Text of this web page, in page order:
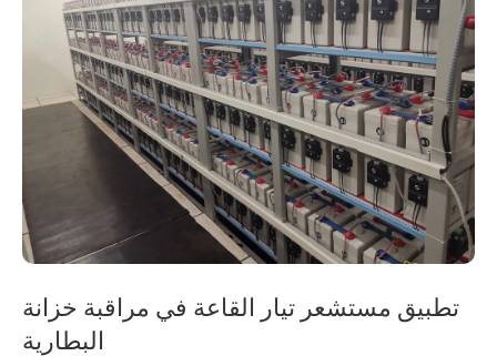
تطبيق مستشعر تيار القاعة في مراقبة خزانة
البطارية